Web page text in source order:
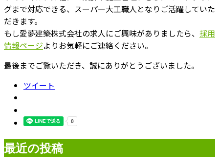
グまで対応できる、スーパー大工職人となりご活躍していた
だきます。
もし愛夢建築株式会社の求人にご興味がありましたら、 採用
情報ページよりお気軽にご連絡ください。
最後までご覧いただき、誠にありがとうございました。
ツイート
最近の投稿